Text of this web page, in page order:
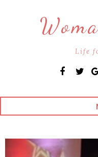
Life